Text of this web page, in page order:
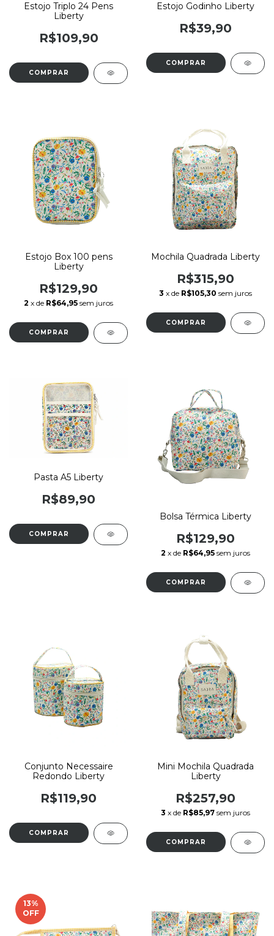
Estojo Triplo 24 Pens
Liberty
R$109,90
Estojo Godinho Liberty
R$39,90
Estojo Box 100 pens
Liberty
R$129,90
2 x de R$64,95 sem juros
Mochila Quadrada Liberty
R$315,90
3 x de R$105,30 sem juros
Pasta A5 Liberty
R$89,90
Bolsa Térmica Liberty
R$129,90
2 x de R$64,95 sem juros
Conjunto Necessaire
Redondo Liberty
R$119,90
Mini Mochila Quadrada
Liberty
R$257,90
3 x de R$85,97 sem juros
13%
OFF